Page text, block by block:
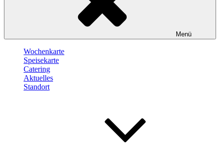
Menü
Wochenkarte
Speisekarte
Catering
Aktuelles
Standort